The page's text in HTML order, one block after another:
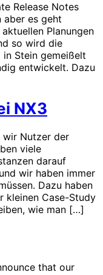
Release Notes
es geht
Planungen
so wird die
in Stein gemeißelt
entwickelt. Dazu
NX3
wir Nutzer der
viele
darauf
wir haben immer
Dazu haben
kleinen Case-Study
wie man […]
that our